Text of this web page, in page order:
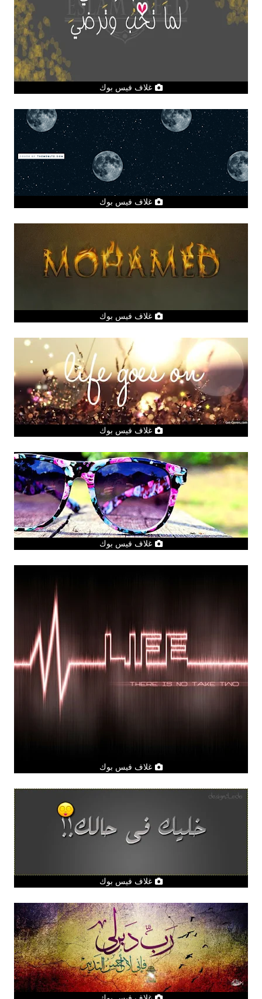
غلاف فيس بوك
غلاف فيس بوك
غلاف فيس بوك
غلاف فيس بوك
غلاف فيس بوك
غلاف فيس بوك
غلاف فيس بوك